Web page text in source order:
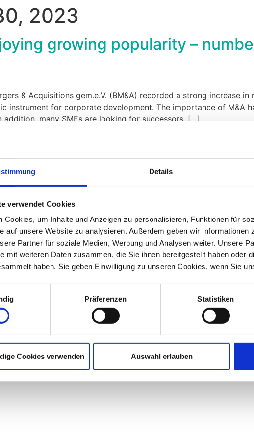
Details
verwendet Cookies
Cookies, um Inhalte und Anzeigen zu personalisieren, Funktionen für
auf unsere Website zu analysieren. Außerdem geben wir Informationen
Partner für soziale Medien, Werbung und Analysen weiter. Unsere
mit weiteren Daten zusammen, die Sie ihnen bereitgestellt haben oder
haben. Sie geben Einwilligung zu unseren Cookies, wenn Sie
Präferenzen Statistiken
Cookies verwenden Auswahl erlauben
2023
growing popularity –
& Acquisitions gem.e.V. (BM&A) recorded a strong increase
instrument for corporate development. The importance of M&A
addition, many SMEs are looking for successors, […]
gem. e.V. (BMA) © 2026